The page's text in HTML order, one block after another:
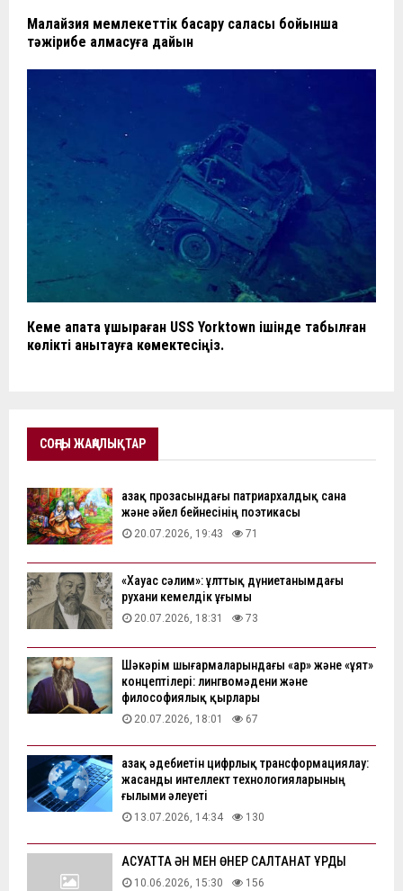
Малайзия мемлекеттік басқару саласы бойынша
тәжірибе алмасуға дайын
Кеме апатқа ұшыраған USS Yorktown ішінде табылған
көлікті анықтауға көмектесіңіз.
СОҢҒЫ ЖАҢАЛЫҚТАР
Қазақ прозасындағы патриархалдық сана
және әйел бейнесінің поэтикасы
20.07.2026, 19:43 71
«Хауас сәлим»: ұлттық дүниетанымдағы
рухани кемелдік ұғымы
20.07.2026, 18:31 73
Шәкәрім шығармаларындағы «ар» және «ұят»
концептілері: лингвомәдени және
философиялық қырлары
20.07.2026, 18:01 67
Қазақ әдебиетін цифрлық трансформациялау:
жасанды интеллект технологияларының
ғылыми әлеуеті
13.07.2026, 14:34 130
АҚСУАТТА ӘН МЕН ӨНЕР САЛТАНАТ ҚҰРДЫ
10.06.2026, 15:30 156